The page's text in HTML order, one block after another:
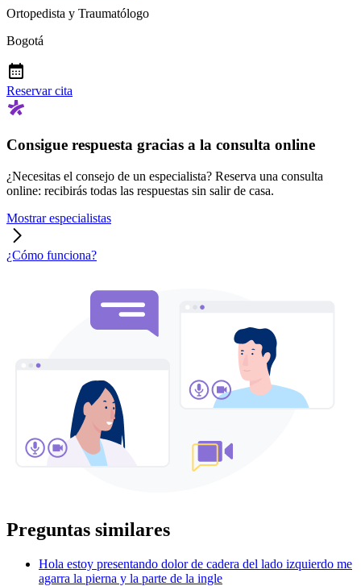
Ortopedista y Traumatólogo
Bogotá
Reservar cita
Consigue respuesta gracias a la consulta online
¿Necesitas el consejo de un especialista? Reserva una consulta
online: recibirás todas las respuestas sin salir de casa.
Mostrar especialistas
¿Cómo funciona?
Preguntas similares
Hola estoy presentando dolor de cadera del lado izquierdo me
agarra la pierna y la parte de la ingle